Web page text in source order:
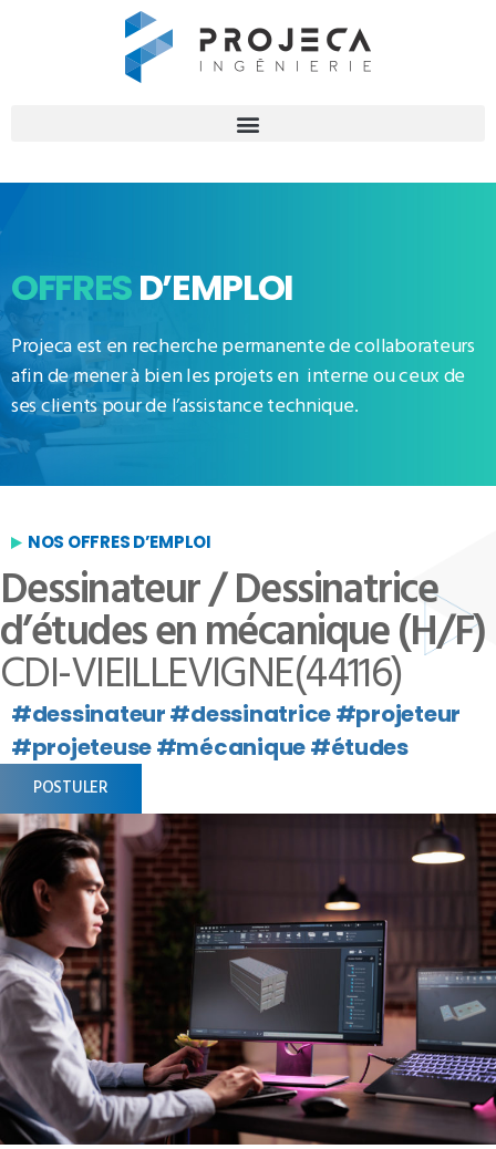
OFFRESD’EMPLOI
Projeca est en recherche permanente de collaborateurs
afin de mener à bien les projets en interne ou ceux de
ses clients pour de l’assistance technique.
NOS OFFRES D’EMPLOI
Dessinateur / Dessinatrice
d’études en mécanique (H/F)
CDI-VIEILLEVIGNE(44116)
#dessinateur #dessinatrice #projeteur
#projeteuse #mécanique #études
POSTULER